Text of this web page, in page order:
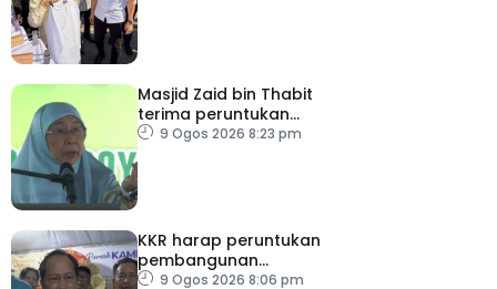
Masjid Zaid bin Thabit
terima peruntukan
RM100,000
9 Ogos 2026 8:23 pm
KKR harap peruntukan
pembangunan
ditingkatkan
9 Ogos 2026 8:06 pm